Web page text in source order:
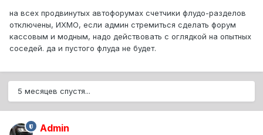
на всех продвинутых автофорумах счетчики флудо-разделов
отключены, ИХМО, если админ стремиться сделать форум
кассовым и модным, надо действовать с оглядкой на опытных
соседей. да и пустого флуда не будет.
5 месяцев спустя...
Admin